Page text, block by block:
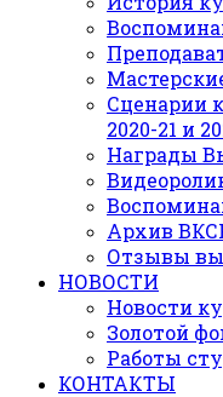
Сценарии
2020-21 и
Награды
Архив
Отзывы
НОВОСТИ
Новости
Золотой
Работы
КОНТАКТЫ